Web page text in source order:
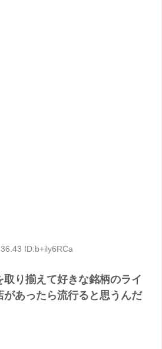
ID:b+ily6RCa
り揃えて好きな銘柄のライ
があったら流行ると思うんだ